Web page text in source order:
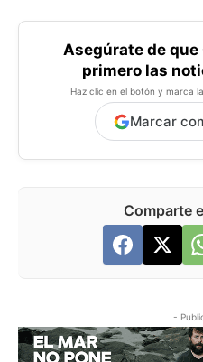
Asegúrate de
primero las
Haz clic en el botón y marca
Marcar
Comparte
-